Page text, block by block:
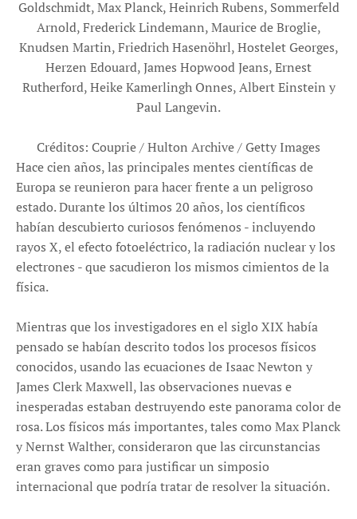
Goldschmidt, Max Planck, Heinrich Rubens, Sommerfeld
Arnold, Frederick Lindemann, Maurice de Broglie,
Knudsen Martin, Friedrich Hasenöhrl, Hostelet Georges,
Herzen Edouard, James Hopwood Jeans, Ernest
Rutherford, Heike Kamerlingh Onnes, Albert Einstein y
Paul Langevin.
Créditos: Couprie / Hulton Archive / Getty Images
Hace cien años, las principales mentes científicas de
Europa se reunieron para hacer frente a un peligroso
estado. Durante los últimos 20 años, los científicos
habían descubierto curiosos fenómenos - incluyendo
rayos X, el efecto fotoeléctrico, la radiación nuclear y los
electrones - que sacudieron los mismos cimientos de la
física.
Mientras que los investigadores en el siglo XIX había
pensado se habían descrito todos los procesos físicos
conocidos, usando las ecuaciones de Isaac Newton y
James Clerk Maxwell, las observaciones nuevas e
inesperadas estaban destruyendo este panorama color de
rosa. Los físicos más importantes, tales como Max Planck
y Nernst Walther, consideraron que las circunstancias
eran graves como para justificar un simposio
internacional que podría tratar de resolver la situación.